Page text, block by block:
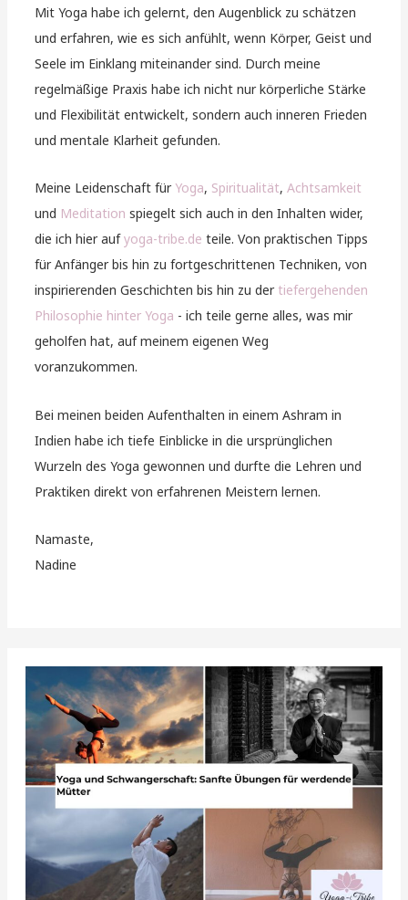
Mit Yoga habe ich gelernt, den Augenblick zu schätzen
und erfahren, wie es sich anfühlt, wenn Körper, Geist und
Seele im Einklang miteinander sind. Durch meine
regelmäßige Praxis habe ich nicht nur körperliche Stärke
und Flexibilität entwickelt, sondern auch inneren Frieden
und mentale Klarheit gefunden.
Meine Leidenschaft für Yoga, Spiritualität,Achtsamkeit
und Meditation spiegelt sich auch in den Inhalten wider,
die ich hier aufyoga-tribe.de teile. Von praktischen Tipps
für Anfänger bis hin zu fortgeschrittenen Techniken, von
inspirierenden Geschichten bis hin zu der tiefergehenden
Philosophie hinter Yoga - ich teile gerne alles, was mir
geholfen hat, auf meinem eigenen Weg
voranzukommen.
Bei meinen beiden Aufenthalten in einem Ashram in
Indien habe ich tiefe Einblicke in die ursprünglichen
Wurzeln des Yoga gewonnen und durfte die Lehren und
Praktiken direkt von erfahrenen Meistern lernen.
Namaste,
Nadine